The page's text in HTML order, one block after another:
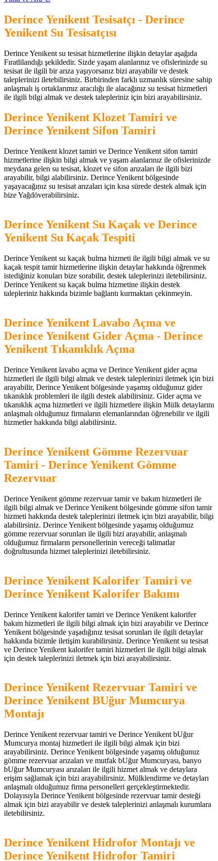
Derince Yenikent Tesisatçı - Derince
Yenikent Su Tesisatçısı
Derince Yenikent su tesisat hizmetlerine ilişkin detaylar aşağıda
Fıratlilandığı şekildedir. Sizde yaşam alanlarınız ve ofislerinizde su
tesisat ile ilgili bir arıza yaşıyorsanız bizi arayabilir ve destek
taleplerinizi iletebilirsiniz. Birbirinden farklı uzmanlık süresine sahip
anlaşmalı iş ortaklarımız aracılığı ile alacağınız su tesisat hizmetleri
ile ilgili bilgi almak ve destek talepleriniz için bizi arayabilirsiniz.
Derince Yenikent Klozet Tamiri ve
Derince Yenikent Sifon Tamiri
Derince Yenikent klozet tamiri ve Derince Yenikent sifon tamiri
hizmetlerine ilişkin bilgi almak ve yaşam alanlarınız ile ofislerinizde
meydana gelen su tesisat, klozet ve sifon arızaları ile ilgili bizi
arayabilir, bilgi alabilirsiniz. Derince Yenikent bölgesinde
yaşayacağınız su tesisat arızaları için kısa sürede destek almak için
bize Yağdöverabilirsiniz.
Derince Yenikent Su Kaçak ve Derince
Yenikent Su Kaçak Tespiti
Derince Yenikent su kaçak bulma hizmeti ile ilgili bilgi almak ve su
kaçak tespit tamir hizmetlerine ilişkin detaylar hakkında öğrenmek
istediğiniz konuları bize sorabilir, destek taleplerinizi iletebilirsiniz.
Derince Yenikent su kaçak bulma hizmetine ilişkin destek
talepleriniz hakkında bizimle bağlantı kurmaktan çekinmeyin.
Derince Yenikent Lavabo Açma ve
Derince Yenikent Gider Açma - Derince
Yenikent Tıkanıklık Açma
Derince Yenikent lavabo açma ve Derince Yenikent gider açma
hizmetleri ile ilgili bilgi almak ve destek taleplerinizi iletmek için bizi
arayabilir, Derince Yenikent bölgesinde yaşamış olduğunuz gider
tıkanıklık problemleri ile ilgili destek alabilirsiniz. Gider açma ve
tıkanıklık açma hizmetleri ve ilgili hizmetlere ilişkin Mülk detaylarını
anlaşmalı olduğumuz firmaların elemanlarından öğrenebilir ve ilgili
hizmetler hakkında bilgi alabilirsiniz.
Derince Yenikent Gömme Rezervuar
Tamiri - Derince Yenikent Gömme
Rezervuar
Derince Yenikent gömme rezervuar tamir ve bakım hizmetleri ile
ilgili bilgi almak ve Derince Yenikent bölgesinde gömme sifon tamir
hizmeti hakkında destek taleplerinizi iletmek için bizi arayabilir, bilgi
alabilirsiniz. Derince Yenikent bölgesinde yaşamış olduğumuz
gömme rezervuar sorunları ile ilgili bizi arayabilir, anlaşmalı
olduğumuz firmaların personellerinin vereceği talimatlar
doğrultusunda hizmet taleplerinizi iletebilirsiniz.
Derince Yenikent Kalorifer Tamiri ve
Derince Yenikent Kalorifer Bakımı
Derince Yenikent kalorifer tamiri ve Derince Yenikent kalorifer
bakım hizmetleri ile ilgili bilgi almak için bizi arayabilir ve Derince
Yenikent bölgesinde yaşadığınız tesisat sorunları ile ilgili detaylar
hakkında bizimle iletişim kurabilirsiniz. Derince Yenikent su tesisat
ve Derince Yenikent kalorifer tamiri hizmetleri ile ilgili bilgi almak
için destek taleplerinizi iletmek için bizi arayabilirsiniz.
Derince Yenikent Rezervuar Tamiri ve
Derince Yenikent BUğur Mumcurya
Montajı
Derince Yenikent rezervuar tamiri ve Derince Yenikent bUğur
Mumcurya montaj hizmetleri ile ilgili bilgi almak için bizi
arayabilirsiniz. Derince Yenikent bölgesinde yaşamış olduğunuz
gömme rezervuar arızaları ve mutfak bUğur Mumcuryası, banyo
bUğur Mumcuryası arızaları ile ilgili hizmet almak ve detaylara
erişim sağlamak için bizi arayabilirsiniz. Mülklendirme ve detayları
anlaşmalı olduğumuz firma personelleri gerçekleştirmektedir.
Dolayısıyla Derince Yenikent bölgesinde rezervuar tamir desteği
almak için bizi arayabilir ve destek taleplerinizi anlaşmalı kurumlara
iletebilirsiniz.
Derince Yenikent Hidrofor Montajı ve
Derince Yenikent Hidrofor Tamiri